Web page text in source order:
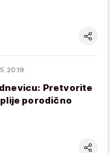
Pretvorite
porodično